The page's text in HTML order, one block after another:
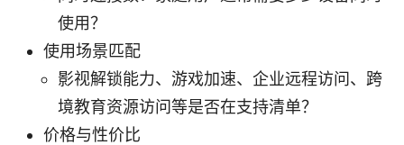
使用？
使用场景匹配
影视解锁能力、游戏加速、企业远程访问、跨
境教育资源访问等是否在支持清单？
价格与性价比